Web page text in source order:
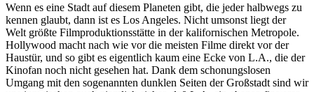
Wenn es eine Stadt auf diesem Planeten gibt, die jeder halbwegs zu
kennen glaubt, dann ist es Los Angeles. Nicht umsonst liegt der
Welt größte Filmproduktionsstätte in der kalifornischen Metropole.
Hollywood macht nach wie vor die meisten Filme direkt vor der
Haustür, und so gibt es eigentlich kaum eine Ecke von L.A., die der
Kinofan noch nicht gesehen hat. Dank dem schonungslosen
Umgang mit den sogenannten dunklen Seiten der Großstadt sind wir